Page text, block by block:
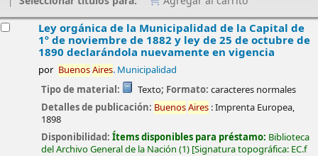
Ley orgánica de la Municipalidad de la Capital de
1º de noviembre de 1882 y ley de 25 de octubre de
1890 declarándola nuevamente en vigencia
por BuenosAires. Municipalidad
Tipo de material: Texto; Formato: caracteres normales
Detalles de publicación: BuenosAires :Imprenta Europea,
1898
Disponibilidad:Ítems disponibles para préstamo: Biblioteca
del Archivo General de la Nación (1) Signatura topográfica: EC.f